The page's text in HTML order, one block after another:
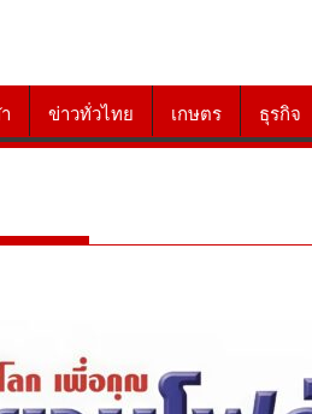
ข่าวทั่วไทย เกษตร ธุรกิจ